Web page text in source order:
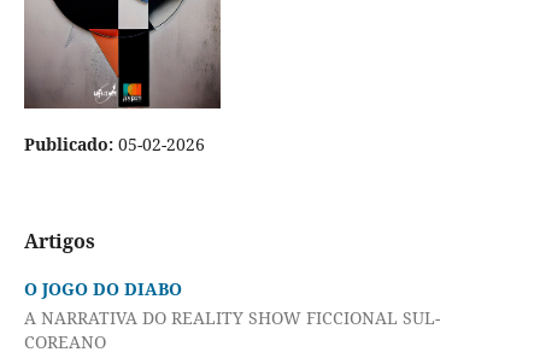
Publicado: 05-02-2026
Artigos
O JOGO DO DIABO
A NARRATIVA DO REALITY SHOW FICCIONAL SUL-
COREANO